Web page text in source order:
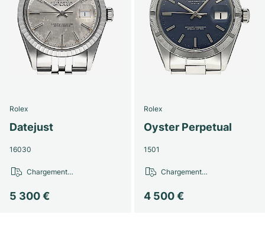
Rolex
Datejust
16030
5 300 €
Chargement…
Rolex
Oyster Perpetual
1501
4 500 €
Chargement…